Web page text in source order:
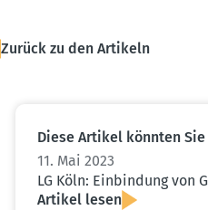
Zurück zu den Artikeln
Diese Artikel könnten
11. Mai 2023
LG Köln: Einbindung von
Artikel lesen